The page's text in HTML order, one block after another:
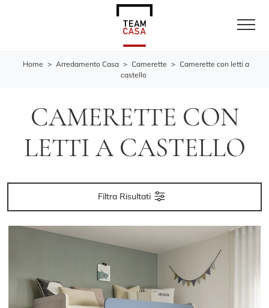
Home > Arredamento Casa > Camerette > Camerette con letti a
castello
CAMERETTE CON
LETTI A CASTELLO
Filtra Risultati